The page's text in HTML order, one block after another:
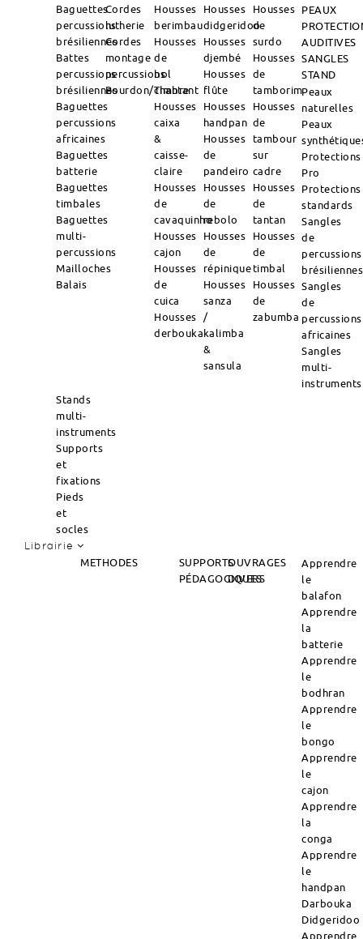
Baguettes
percussions
brésiliennes
Battes
percussions
brésiliennes
Baguettes
percussions
africaines
Baguettes
batterie
Baguettes
timbales
Baguettes
multi-
percussions
Mailloches
Balais
Cordes
lutherie
Cordes
montage
percussions
Bourdon/Timbre
Housses
berimbau
Housses
de
bol
chantant
Housses
caixa
&
caisse-
claire
Housses
de
cavaquinho
Housses
cajon
Housses
de
cuica
Housses
derbouka
Housses
didgeridoo
Housses
djembé
Housses
flûte
Housses
handpan
Housses
de
pandeiro
Housses
de
rebolo
Housses
de
répinique
Housses
sanza
/
kalimba
&
sansula
Housses
de
surdo
Housses
de
tamborim
Housses
de
tambour
sur
cadre
Housses
de
tantan
Housses
de
timbal
Housses
de
zabumba
PEAUX
AUDITIVES
SANGLES
STAND
Peaux
naturelles
Peaux
Protections
Pro
Protections
standards
Sangles
de
percussions
brésiliennes
Sangles
de
percussions
africaines
Sangles
multi-
instruments
Stands
multi-
instruments
Supports
et
fixations
Pieds
et
socles
Librairie
METHODES
SUPPORTS
PÉDAGOGIQUES
OUVRAGES
DIVERS
Apprendre
le
balafon
Apprendre
la
batterie
Apprendre
le
bodhran
Apprendre
le
bongo
Apprendre
le
cajon
Apprendre
la
conga
Apprendre
le
handpan
Darbouka
Didgeridoo
Apprendre